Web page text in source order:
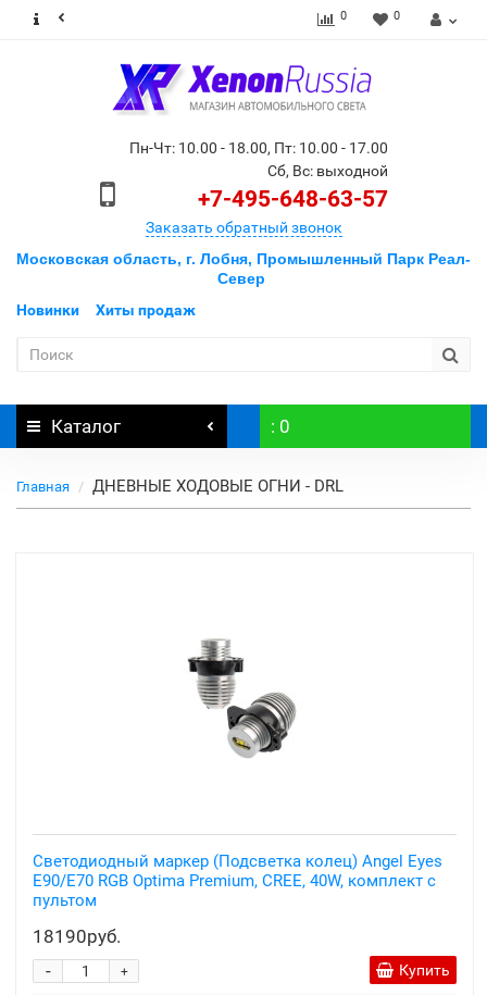
0 0
Пн-Чт: 10.00 - 18.00, Пт: 10.00 - 17.00
Сб, Вс: выходной
+7-495-648-63-57
Заказать обратный звонок
Московская область, г. Лобня, Промышленный Парк Реал-
Север
Новинки
Хиты продаж
Каталог : 0
Главная ДНЕВНЫЕ ХОДОВЫЕ ОГНИ - DRL
Светодиодный маркер (Подсветка колец) Angel Eyes
E90/E70 RGB Optima Premium, CREE, 40W, комплект с
пультом
18190руб.
+
- Купить